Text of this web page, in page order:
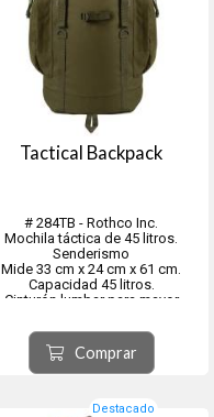
Tactical Backpack
# 284TB - Rothco Inc.
Mochila táctica de 45 litros.
Senderismo
Mide 33 cm x 24 cm x 61 cm.
Capacidad 45 litros.
Cinturón lumbar para mayor
durante largas caminatas.
Colores disponibles:
Negro - # 2847
Coyote - # 2848
Comprar
Destacado